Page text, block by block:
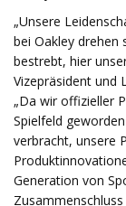
„Unsere
bei Oakley drehen
bestrebt, hier
Vizepräsident und
„Da wir offizieller
Spielfeld
verbracht, unsere
Generation von